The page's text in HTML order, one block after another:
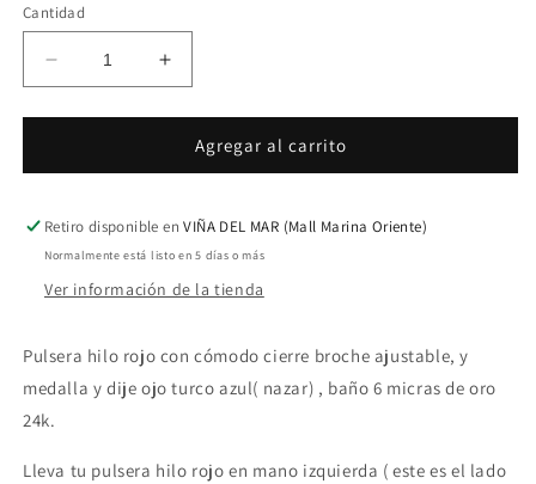
Cantidad
Reducir
cantidad
para
protección
rojo
ojo
Aumentar
cantidad
para
*Pulsera
protección
rojo
ojo
Agregar al carrito
Retiro disponible enVIÑA DEL MAR (Mall Marina Oriente)
Normalmente está listo en 5 días o más
Ver información de la tienda
Pulsera hilo rojo con cómodo cierre broche ajustable, y
medalla y dije ojo turco azul( nazar) , baño 6 micras de oro
24k.
Lleva tu pulsera hilo rojo en mano izquierda ( este es el lado